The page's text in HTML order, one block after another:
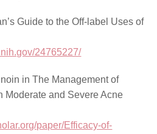
Guide to the Off-label Uses of
24765227/
in The Management of
Moderate and Severe Acne
paper/Efficacy-of-